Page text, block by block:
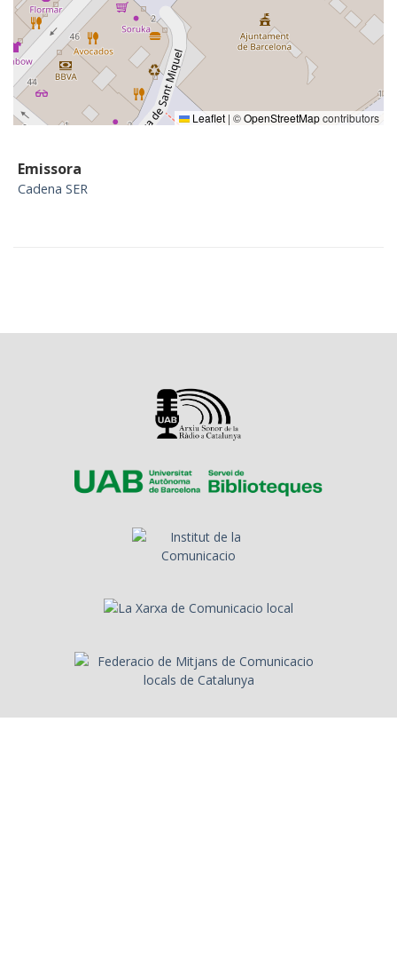
Leaflet | ©OpenStreetMapcontributors
Emissora
Cadena SER